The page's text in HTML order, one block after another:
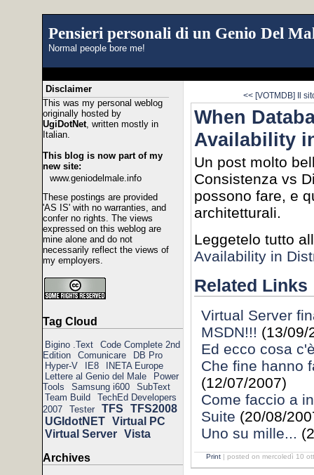
Pensieri personali di un Genio Del
Normal people bore me!
Disclaimer
This was my personal weblog
originally hosted by
UgiDotNet, written mostly in
Italian.
This blog is now part of my
new site:
www.geniodelmale.info
These postings are provided
'AS IS' with no warranties, and
confer no rights. The views
expressed on this weblog are
mine alone and do not
necessarily reflect the views of
my employers.
Tag Cloud
Bigino .Text
Code Complete 2nd
Edition
Comunicare
DB Pro
Hyper-V
IE8
INETA Europe
Lettere al Genio del Male
Power
Tools
Samsung i600
SubText
Team Build
TechEd Developers
2007
Tester TFS
TFS2008
UGIdotNET Virtual PC
Virtual Server Vista
Archives
<< [VOTMDB] Il
When
Availability
Un post molto
Consistenza vs
possono fare, e
architetturali.
Leggetelo tutto
Availability in
Related Links
Virtual Server
MSDN!!! (13/09/
Ed ecco cosa
Che fine hanno
(12/07/2007)
Come faccio a
Suite (20/08/
Uno su mille...
Print | posted on mercoledì 10